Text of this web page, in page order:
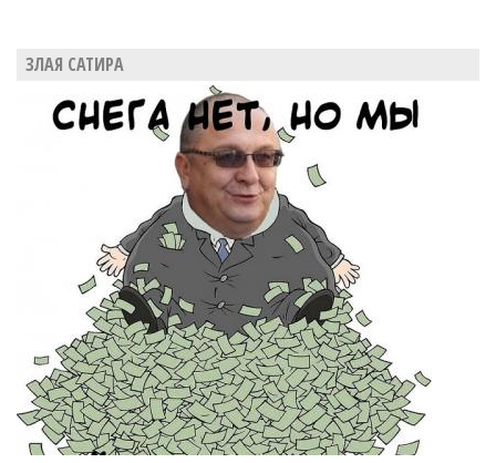
ЗЛАЯ САТИРА